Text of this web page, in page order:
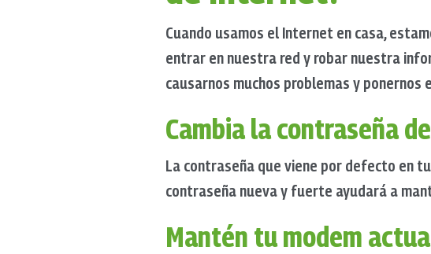
Cuando usamos el Internet en casa,
entrar en nuestra red y robar nuestra
causarnos muchos problemas y
Cambia la contraseña
La contraseña que viene por defecto en
contraseña nueva y fuerte ayudará a
Mantén tu modem